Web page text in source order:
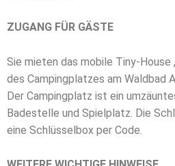
ZUGANG FÜR GÄSTE
Sie mieten das mobile Tiny-House
des Campingplatzes am Waldbad
Der Campingplatz ist ein
Badestelle und Spielplatz. Die
eine Schlüsselbox per Code.